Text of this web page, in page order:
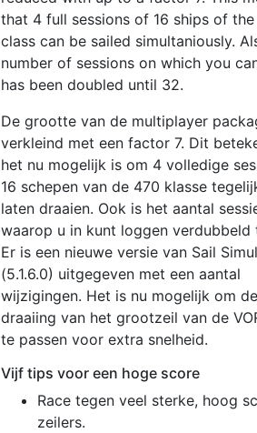
that 4 full sessions of 16 ships of
class can be sailed simultaniously.
number of sessions on which you
has been doubled until 32.
De grootte van de multiplayer
verkleind met een factor 7. Dit
het nu mogelijk is om 4 volledige
16 schepen van de 470 klasse
laten draaien. Ook is het aantal
waarop u in kunt loggen verdubbeld
Er is een nieuwe versie van Sail
(5.1.6.0) uitgegeven met een aantal
wijzigingen. Het is nu mogelijk om de
draaiing van het grootzeil van de
te passen voor extra snelheid.
Vijf tips voor een hoge score
Race tegen veel sterke, hoog
zeilers.